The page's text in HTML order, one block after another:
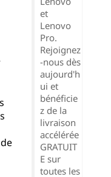
et
Lenovo
Pro.
Rejoignez
-nous dès
aujourd'h
ui et
bénéficie
z de la
livraison
accélérée
GRATUIT
E sur
toutes les